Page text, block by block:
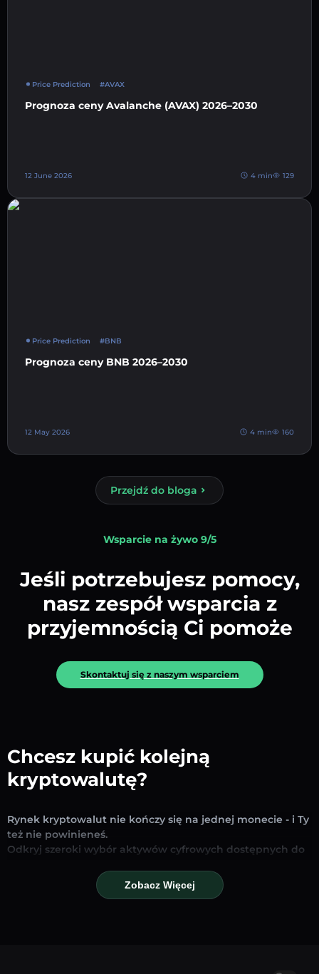
Price Prediction #AVAX
Prognoza ceny Avalanche (AVAX) 2026–2030
12 June 2026 4 min 129
Price Prediction #BNB
Prognoza ceny BNB 2026–2030
12 May 2026 4 min 160
Przejdź do bloga
Wsparcie na żywo 9/5
Jeśli potrzebujesz pomocy,
nasz zespół wsparcia z
przyjemnością Ci pomoże
Skontaktuj się z naszym wsparciem
Chcesz kupić kolejną
kryptowalutę?
Rynek kryptowalut nie kończy się na jednej monecie - i Ty
też nie powinieneś.
Odkryj szeroki wybór aktywów cyfrowych dostępnych do
tego, czy szukasz uznanych stablecoinów, obiecujących
altcoinów czy nowych trendujących tokenów – znajdziesz
Zobacz Więcej